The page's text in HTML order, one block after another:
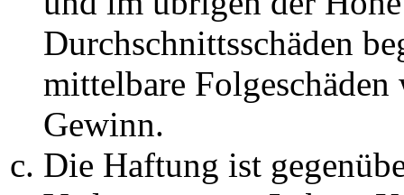
Durchschnittsschäden
mittelbare Folgeschäden
Gewinn.
Die Haftung ist